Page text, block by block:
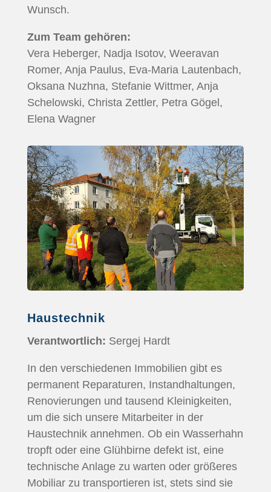
Wunsch.
Zum Team gehören:
Vera Heberger, Nadja Isotov, Weeravan
Romer, Anja Paulus, Eva-Maria Lautenbach,
Oksana Nuzhna, Stefanie Wittmer, Anja
Schelowski, Christa Zettler, Petra Gögel,
Elena Wagner
Haustechnik
Verantwortlich: Sergej Hardt
In den verschiedenen Immobilien gibt es
permanent Reparaturen, Instandhaltungen,
Renovierungen und tausend Kleinigkeiten,
um die sich unsere Mitarbeiter in der
Haustechnik annehmen. Ob ein Wasserhahn
tropft oder eine Glühbirne defekt ist, eine
technische Anlage zu warten oder größeres
Mobiliar zu transportieren ist, stets sind sie